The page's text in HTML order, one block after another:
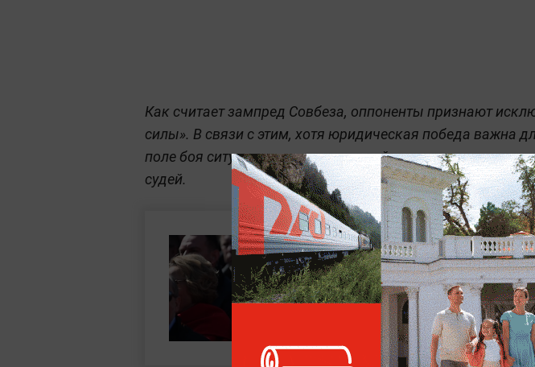
Как считает зампред Совбеза, оппоненты признают
силы». В связи с этим, хотя юридическая победа важна
поле боя ситуация остается прежней и не зависит от
судей.
«Понимают
Медведев
беспощадному
уничтожению